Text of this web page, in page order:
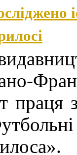
праця